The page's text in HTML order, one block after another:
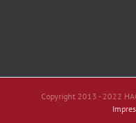
Copyright 2013 - 2022